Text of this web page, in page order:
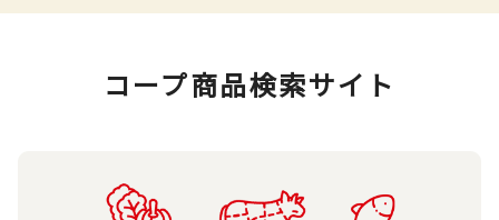
コープ商品検索サイト